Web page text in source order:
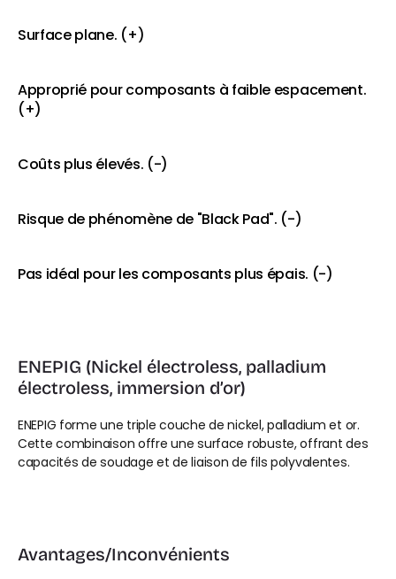
Surface plane. (+)
Approprié pour composants à faible espacement.
(+)
Coûts plus élevés. (-)
Risque de phénomène de "Black Pad". (-)
Pas idéal pour les composants plus épais. (-)
ENEPIG (Nickel électroless, palladium
électroless, immersion d’or)
ENEPIG forme une triple couche de nickel, palladium et or.
Cette combinaison offre une surface robuste, offrant des
capacités de soudage et de liaison de fils polyvalentes.
Avantages/Inconvénients